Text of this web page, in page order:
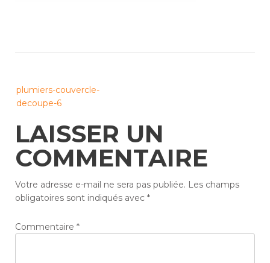
navigation
plumiers-couvercle-
decoupe-6
LAISSER UN
COMMENTAIRE
Votre adresse e-mail ne sera pas publiée. Les champs
obligatoires sont indiqués avec *
Commentaire *